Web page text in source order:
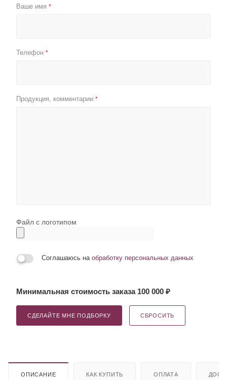
Ваше имя *
Телефон *
Продукция, комментарии *
Файл с логотипом
Соглашаюсь на обработку персональных данных
Минимальная стоимость заказа 100 000 ₽
СДЕЛАЙТЕ МНЕ ПОДБОРКУ СБРОСИТЬ
ОПИСАНИЕ КАК КУПИТЬ ОПЛАТА